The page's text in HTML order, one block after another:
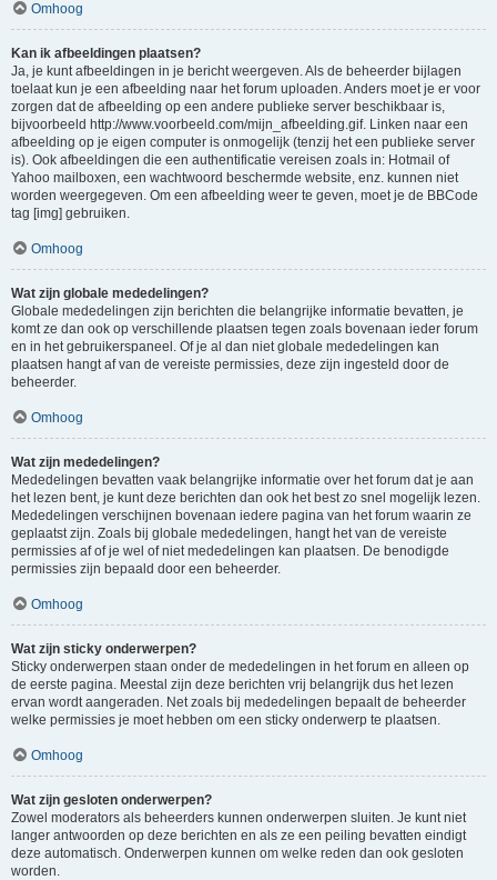
Omhoog
Kan ik afbeeldingen plaatsen?
Ja, je kunt afbeeldingen in je bericht weergeven. Als de beheerder bijlagen
toelaat kun je een afbeelding naar het forum uploaden. Anders moet je er voor
zorgen dat de afbeelding op een andere publieke server beschikbaar is,
bijvoorbeeld http://www.voorbeeld.com/mijn_afbeelding.gif. Linken naar een
afbeelding op je eigen computer is onmogelijk (tenzij het een publieke server
is). Ook afbeeldingen die een authentificatie vereisen zoals in: Hotmail of
Yahoo mailboxen, een wachtwoord beschermde website, enz. kunnen niet
worden weergegeven. Om een afbeelding weer te geven, moet je de BBCode
tag [img] gebruiken.
Omhoog
Wat zijn globale mededelingen?
Globale mededelingen zijn berichten die belangrijke informatie bevatten, je
komt ze dan ook op verschillende plaatsen tegen zoals bovenaan ieder forum
en in het gebruikerspaneel. Of je al dan niet globale mededelingen kan
plaatsen hangt af van de vereiste permissies, deze zijn ingesteld door de
beheerder.
Omhoog
Wat zijn mededelingen?
Mededelingen bevatten vaak belangrijke informatie over het forum dat je aan
het lezen bent, je kunt deze berichten dan ook het best zo snel mogelijk lezen.
Mededelingen verschijnen bovenaan iedere pagina van het forum waarin ze
geplaatst zijn. Zoals bij globale mededelingen, hangt het van de vereiste
permissies af of je wel of niet mededelingen kan plaatsen. De benodigde
permissies zijn bepaald door een beheerder.
Omhoog
Wat zijn sticky onderwerpen?
Sticky onderwerpen staan onder de mededelingen in het forum en alleen op
de eerste pagina. Meestal zijn deze berichten vrij belangrijk dus het lezen
ervan wordt aangeraden. Net zoals bij mededelingen bepaalt de beheerder
welke permissies je moet hebben om een sticky onderwerp te plaatsen.
Omhoog
Wat zijn gesloten onderwerpen?
Zowel moderators als beheerders kunnen onderwerpen sluiten. Je kunt niet
langer antwoorden op deze berichten en als ze een peiling bevatten eindigt
deze automatisch. Onderwerpen kunnen om welke reden dan ook gesloten
worden.